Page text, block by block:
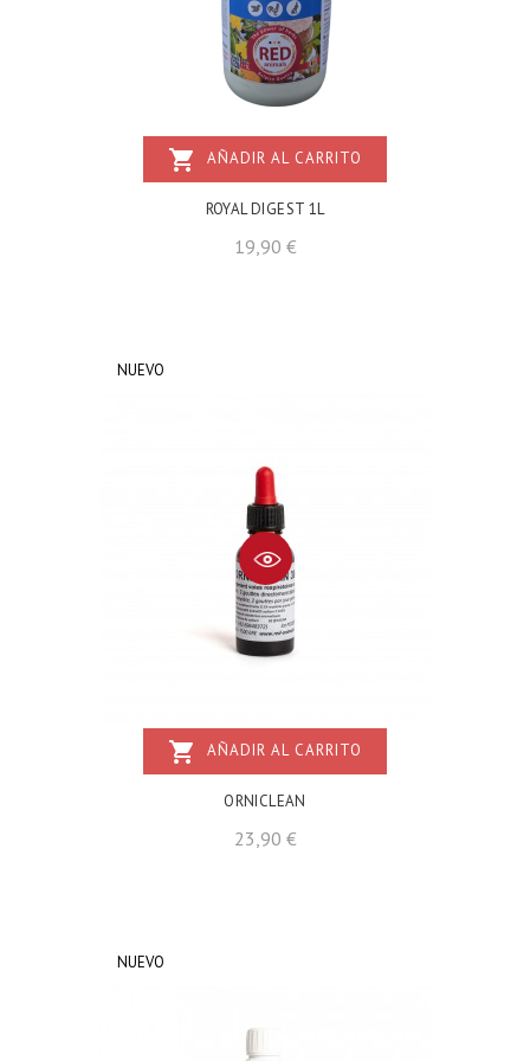
shopping_cart AÑADIR AL CARRITO
ROYAL DIGEST 1L
19,90 €Precio
NUEVO
shopping_cart AÑADIR AL CARRITO
ORNICLEAN
23,90 €Precio
NUEVO